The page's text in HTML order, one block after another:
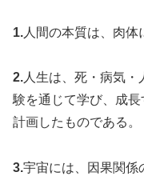
1. 人間の本質は、肉体
2. 人生は、死・病気
験を通じて学び、成
計画したものである。
3.宇宙には、因果関係